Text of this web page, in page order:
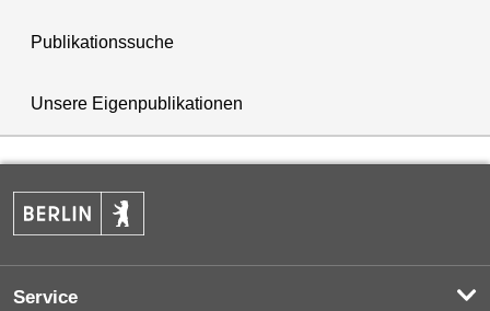
Publikationssuche
Unsere Eigenpublikationen
Service